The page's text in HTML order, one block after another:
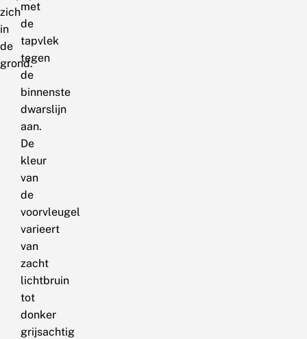
zich
in
de
grond.
met
de
tapvlek
tegen
de
binnenste
dwarslijn
aan.
De
kleur
van
de
voorvleugel
varieert
van
zacht
lichtbruin
tot
donker
grijsachtig